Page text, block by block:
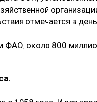
отмечается в
ФАО, около 800